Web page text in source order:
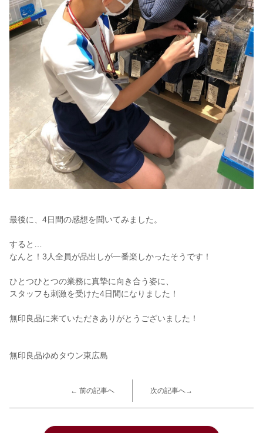
最後に、4日間の感想を聞いてみました。
すると…
なんと！3人全員が品出しが一番楽しかったそうです！
ひとつひとつの業務に真摯に向き合う姿に、
スタッフも刺激を受けた4日間になりました！
無印良品に来ていただきありがとうございました！
無印良品ゆめタウン東広島
← 前の記事へ 次の記事へ→